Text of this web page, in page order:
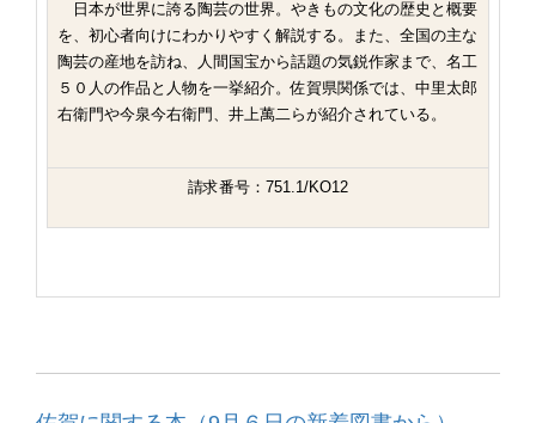
日本が世界に誇る陶芸の世界。やきもの文化の歴史と概要
を、初心者向けにわかりやすく解説する。また、全国の主な
陶芸の産地を訪ね、人間国宝から話題の気鋭作家まで、名工
５０人の作品と人物を一挙紹介。佐賀県関係では、中里太郎
右衛門や今泉今右衛門、井上萬二らが紹介されている。
請求番号：751.1/KO12